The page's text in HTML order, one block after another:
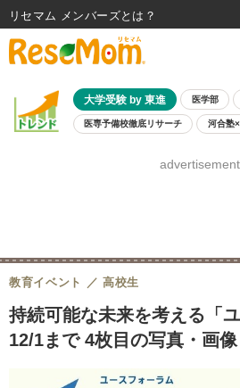
大学受験 by 東進 医学部
医専予備校徹底リサーチ 河合塾
8月開催学校説明会・相
advertisement
持続可能な未来を考える「
12/1まで 4枚目の写真・画像
教育イベント 高校生
リセマム メンバーズ